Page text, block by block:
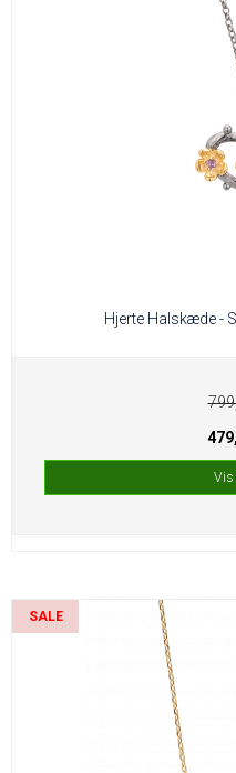
Hjerte Halskæde -
Vis
SALE